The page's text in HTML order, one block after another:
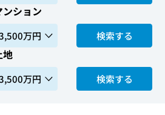
ション
検索する
地
検索する